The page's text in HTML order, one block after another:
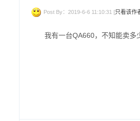
Post By：2019-6-6 11:10:31 [只看该作
我有一台QA660，不知能卖多